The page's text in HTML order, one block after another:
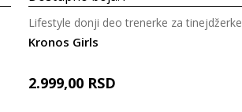
Kronos Girls
Lifestyle donji deo trenerke za tinejdžerke
2.999,00 RSD